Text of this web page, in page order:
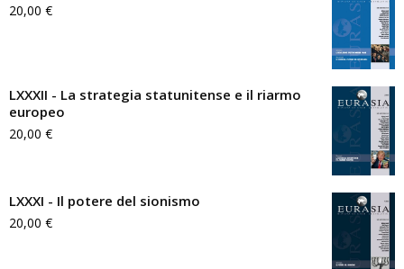
20,00 €
LXXXII - La strategia statunitense e il riarmo
europeo
20,00 €
LXXXI - Il potere del sionismo
20,00 €